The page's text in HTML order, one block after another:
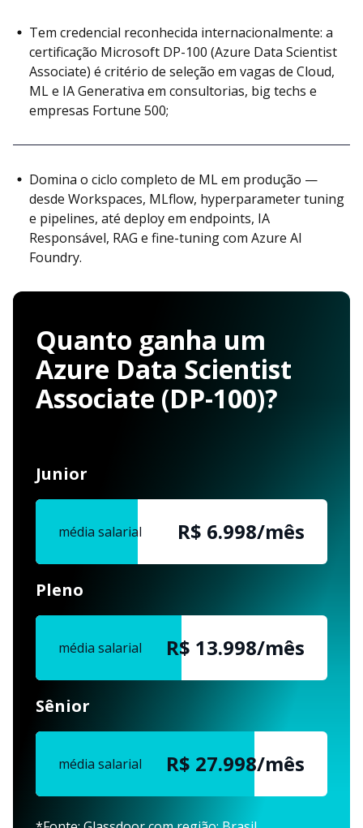
Tem credencial reconhecida internacionalmente: a
certificação Microsoft DP-100 (Azure Data Scientist
Associate) é critério de seleção em vagas de Cloud,
ML e IA Generativa em consultorias, big techs e
empresas Fortune 500;
Domina o ciclo completo de ML em produção —
desde Workspaces, MLflow, hyperparameter tuning
e pipelines, até deploy em endpoints, IA
Responsável, RAG e fine-tuning com Azure AI
Foundry.
Quanto ganha um
Azure Data Scientist
Associate (DP-100)?
Junior
média salarial R$ 7.000/mês
Pleno
média salarial R$ 14.000/mês
Sênior
média salarial R$ 28.000/mês